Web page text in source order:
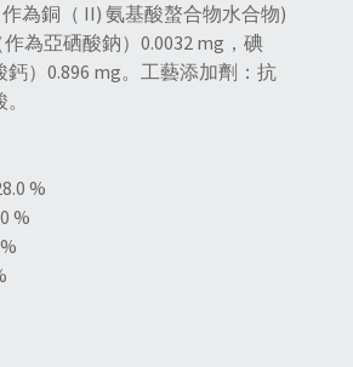
為銅（ II) 氨基酸螯合物水合物)
作為亞硒酸鈉）0.0032 mg，碘
鈣）0.896 mg。工藝添加劑：抗
%
%